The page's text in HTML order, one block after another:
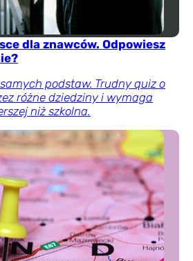
dla znawców. Odpowiesz
podstaw. Trudny quiz o
różne dziedziny i wymaga
niż szkolna.